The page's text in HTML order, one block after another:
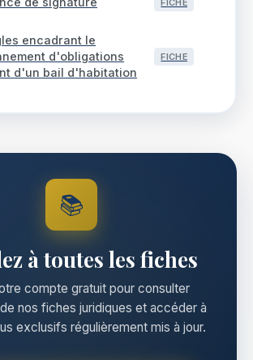
FICHE
encadrant le
d'obligations
d'un bail d'habitation
FICHE
📚
à toutes les fiches
compte gratuit pour consulter
nos fiches juridiques et accéder à
exclusifs régulièrement mis à jour.